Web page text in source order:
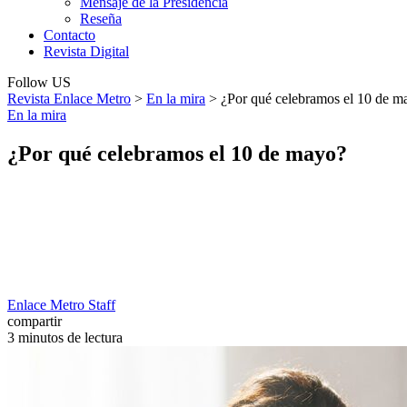
Reseña
Contacto
Revista Digital
Follow US
Revista Enlace Metro > En la mira > ¿Por qué celebramos el 10 de
En la mira
¿Por qué celebramos el 10 de mayo?
Enlace Metro Staff
compartir
3 minutos de lectura